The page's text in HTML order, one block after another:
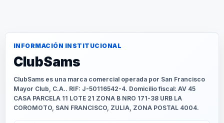
INFORMACIÓN INSTITUCIONAL
ClubSams
ClubSams es una marca comercial operada por San Francisco
Mayor Club, C.A.. RIF: J-50116542-4. Domicilio fiscal: AV 45
CASA PARCELA 11 LOTE 21 ZONA B NRO 171-38 URB LA
COROMOTO, SAN FRANCISCO, ZULIA, ZONA POSTAL 4004.